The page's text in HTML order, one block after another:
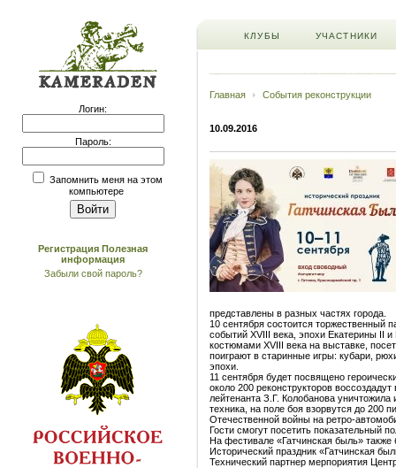
Логин:
Пароль:
Запомнить меня на этом
компьютере
Регистрация Полезная
информация
Забыли свой пароль?
КЛУБЫ УЧАСТНИКИ
Главная События реконструкции
10.09.2016
представлены в разных частях города.
10 сентября состоится торжественный
событий XVIII века, эпохи Екатерины II
костюмами XVIII века на выставке,
поиграют в старинные игры: кубари,
эпохи.
11 сентября будет посвящено
около 200 реконструкторов
лейтенанта З.Г. Колобанова
техника, на поле боя взорвутся до 200
Отечественной войны на ретро-
Гости смогут посетить показательный
На фестивале «Гатчинская быль»
Исторический праздник «Гатчинская
Технический партнер мерпориятия